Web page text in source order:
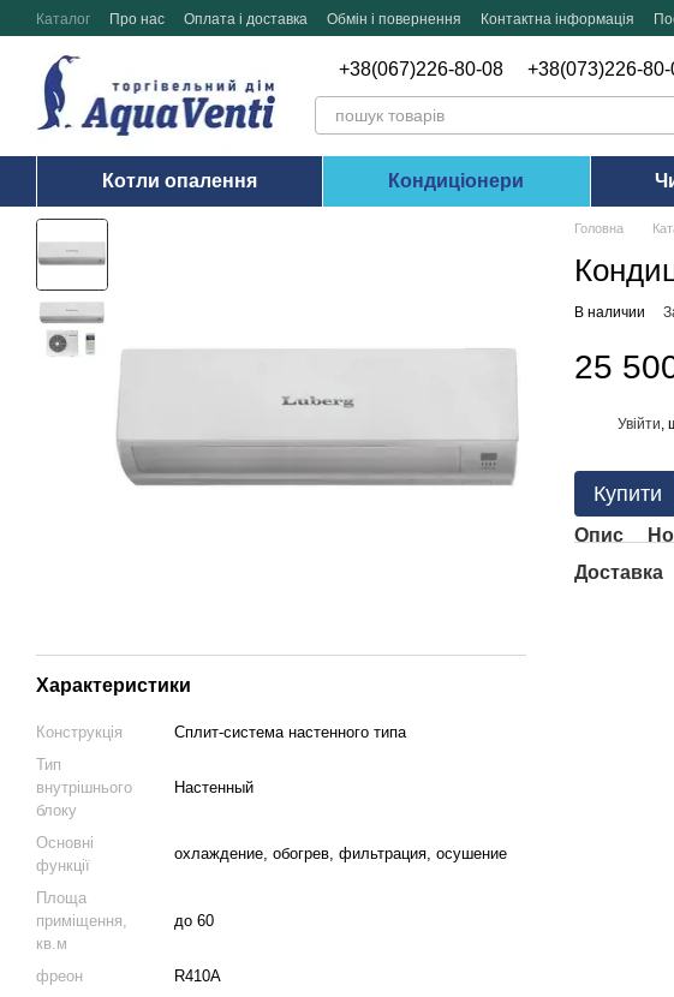
Перейти до основного контенту
Каталог Про нас Оплата і доставка Обмін і повернення Контактна інформація
+38(067)226-80-08 +38(073)226-
Котли опалення Кондиціонери
Характеристики
Конструкція
Cплит-система настенного типа
Тип
внутрішнього
блоку
Настенный
Основні
функції
охлаждение, обогрев, фильтрация, осушение
Площа
приміщення,
кв.м
до 60
фреон
R410A
Головна
В наличии
25
Увійти
Купити
Опис
Доставка